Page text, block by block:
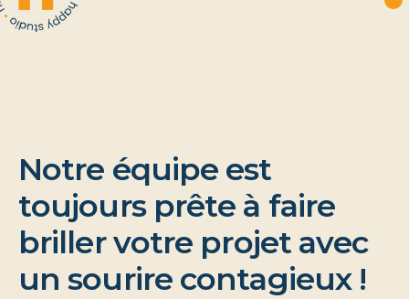
Notre équipe est
toujours prête à faire
brillervotre projet avec
un sourire contagieux !